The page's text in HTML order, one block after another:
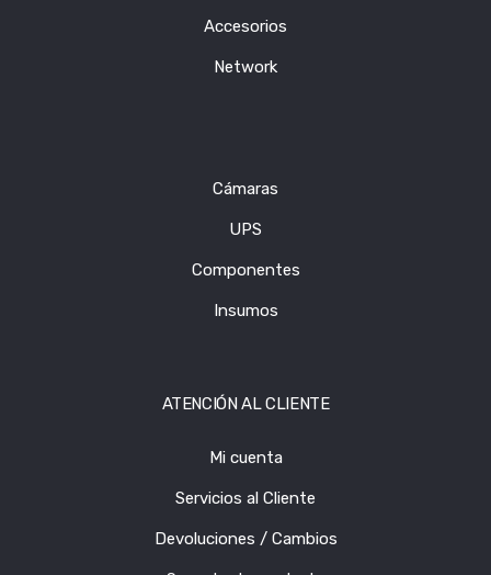
Accesorios
Network
Cámaras
UPS
Componentes
Insumos
ATENCIÓN AL CLIENTE
Mi cuenta
Servicios al Cliente
Devoluciones / Cambios